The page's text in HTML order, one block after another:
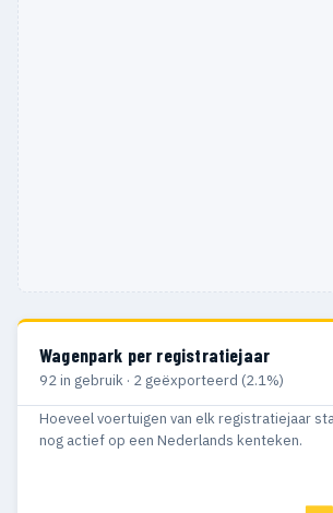
Wagenpark per registratiejaar
92 in gebruik · 2 geëxporteerd (2.1%)
Hoeveel voertuigen van elk registratiejaar
nog actief op een Nederlands kenteken.